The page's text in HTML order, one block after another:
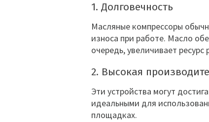
1. Долговечность
Масляные компрессоры
износа при работе. Масло
очередь, увеличивает ресурс
2. Высокая
Эти устройства могут
идеальными для
площадках.